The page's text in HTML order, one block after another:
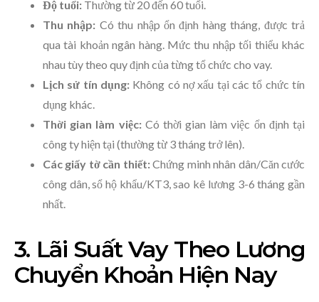
Độ tuổi: Thường từ 20 đến 60 tuổi.
Thu nhập: Có thu nhập ổn định hàng tháng, được trả
qua tài khoản ngân hàng. Mức thu nhập tối thiểu khác
nhau tùy theo quy định của từng tổ chức cho vay.
Lịch sử tín dụng: Không có nợ xấu tại các tổ chức tín
dụng khác.
Thời gian làm việc:Có thời gian làm việc ổn định tại
công ty hiện tại (thường từ 3 tháng trở lên).
Các giấy tờ cần thiết:Chứng minh nhân dân/Căn cước
công dân, sổ hộ khẩu/KT3, sao kê lương 3-6 tháng gần
nhất.
3. Lãi Suất Vay Theo Lương
Chuyển Khoản Hiện Nay